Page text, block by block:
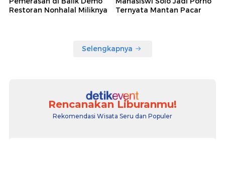
Restoran Nonhalal Miliknya
Ternyata Mantan Pacar
Selengkapnya
Rencanakan Liburanmu!
Rekomendasi Wisata Seru dan Populer